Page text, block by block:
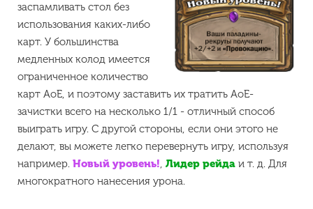
заспамливать стол без
использования каких-либо
карт. У большинства
медленных колод имеется
ограниченное количество
карт AoE, и поэтому заставить их тратить АоЕ-
зачистки всего на несколько 1/1 - отличный способ
выиграть игру. С другой стороны, если они этого не
делают, вы можете легко перевернуть игру, используя
например. Новый уровень!, Лидер рейда и т. д. Для
многократного нанесения урона.